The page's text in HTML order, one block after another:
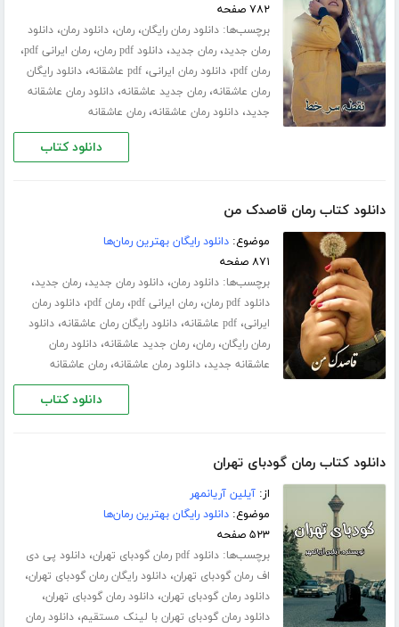
۷۸۲ صفحه
برچسب‌ها:دانلود رمان رایگان،رمان،دانلود رمان،دانلود
رمان جدید،رمان جدید،دانلود pdf رمان ،رمان ایرانی pdf ،
رمان pdf ،دانلود رمان ایرانی،pdf عاشقانه ،دانلود رایگان
رمان عاشقانه،رمان جدید عاشقانه،دانلود رمان عاشقانه
جدید،دانلود رمان عاشقانه،رمان عاشقانه
دانلود کتاب
دانلود کتاب رمان قاصدک من
موضوع:دانلود رایگان بهترین رمان‌ها
۸۷۱ صفحه
برچسب‌ها:دانلود رمان،دانلود رمان جدید،رمان جدید،
دانلود pdf رمان ،رمان ایرانی pdf ،رمان pdf ،دانلود رمان
ایرانی،pdf عاشقانه ،دانلود رایگان رمان عاشقانه،دانلود
رمان رایگان،رمان،رمان جدید عاشقانه،دانلود رمان
عاشقانه جدید،دانلود رمان عاشقانه،رمان عاشقانه
دانلود کتاب
دانلود کتاب رمان گودبای تهران
از:آیلین آریانمهر
موضوع:دانلود رایگان بهترین رمان‌ها
۵۲۳ صفحه
برچسب‌ها:دانلود pdf رمان گودبای تهران ،دانلود پی دی
اف رمان گودبای تهران،دانلود رایگان رمان گودبای تهران،
دانلود رمان گودبای تهران،دانلود رمان گودبای تهران،
دانلود رمان گودبای تهران با لینک مستقیم،دانلود رمان